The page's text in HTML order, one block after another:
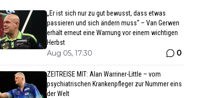
„Er ist sich nur zu gut bewusst, dass etwas
passieren und sich ändern muss“ – Van Gerwen
erhält erneut eine Warnung vor einem wichtigen
Herbst
Aug 05, 17:30 0
ZEITREISE MIT: Alan Warriner-Little – vom
psychiatrischen Krankenpfleger zur Nummer eins
der Welt